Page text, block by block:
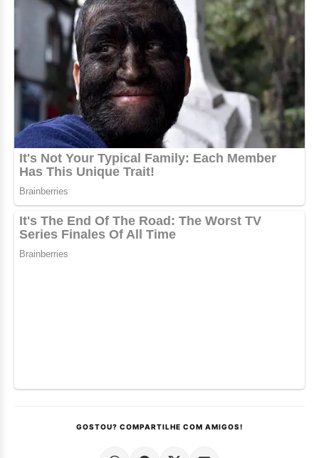
GOSTOU? COMPARTILHE COM AMIGOS!